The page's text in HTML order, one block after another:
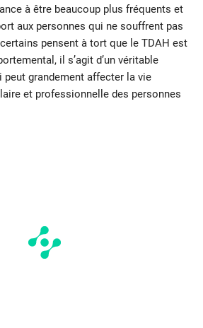
à être beaucoup plus fréquents et
aux personnes qui ne souffrent pas
pensent à tort que le TDAH est
il s’agit d’un véritable
peut grandement affecter la vie
et professionnelle des personnes